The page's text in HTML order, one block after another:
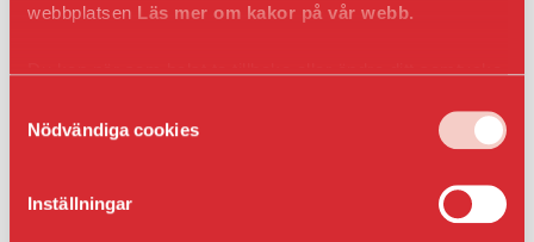
webbplatsen Läs mer om kakor på vår webb.
Du kan när som helst ta tillbaka eller ändra ditt samtycke
i webbläsaren.
Nödvändiga cookies
Inställningar
sektor
PRESS
Pressbilder
och